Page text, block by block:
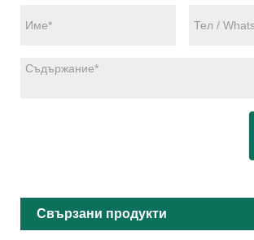
Свързани продукти